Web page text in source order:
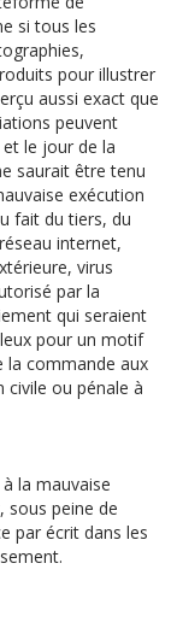
si tous les
pour illustrer
aussi exact que
peuvent
le jour de la
saurait être tenu
exécution
fait du tiers, du
internet,
virus
par la
qui seraient
pour un motif
la commande aux
ou pénale à
la mauvaise
sous peine de
par écrit dans les